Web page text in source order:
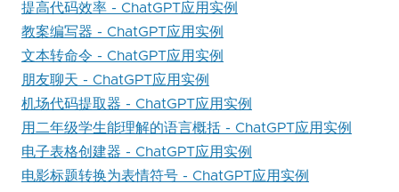
提高代码效率 - ChatGPT应用实例
教案编写器 - ChatGPT应用实例
文本转命令 - ChatGPT应用实例
朋友聊天 - ChatGPT应用实例
机场代码提取器 - ChatGPT应用实例
用二年级学生能理解的语言概括 - ChatGPT应用实例
电子表格创建器 - ChatGPT应用实例
电影标题转换为表情符号 - ChatGPT应用实例